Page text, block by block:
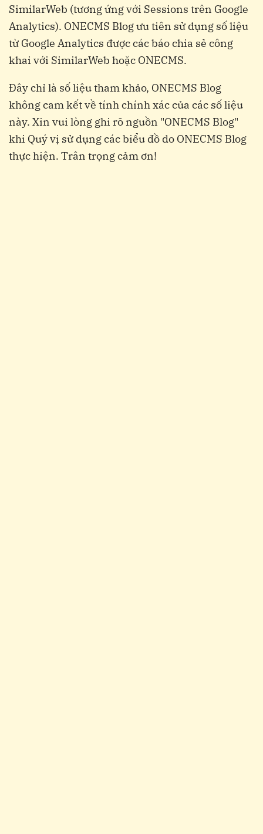
SimilarWeb (tương ứng với Sessions trên Google
Analytics). ONECMS Blog ưu tiên sử dụng số liệu
từ Google Analytics được các báo chia sẻ công
khai với SimilarWeb hoặc ONECMS.
Đây chỉ là số liệu tham khảo, ONECMS Blog
không cam kết về tính chính xác của các số liệu
này. Xin vui lòng ghi rõ nguồn "ONECMS Blog"
khi Quý vị sử dụng các biểu đồ do ONECMS Blog
thực hiện. Trân trọng cảm ơn!